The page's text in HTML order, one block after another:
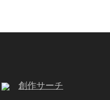
創作サーチ